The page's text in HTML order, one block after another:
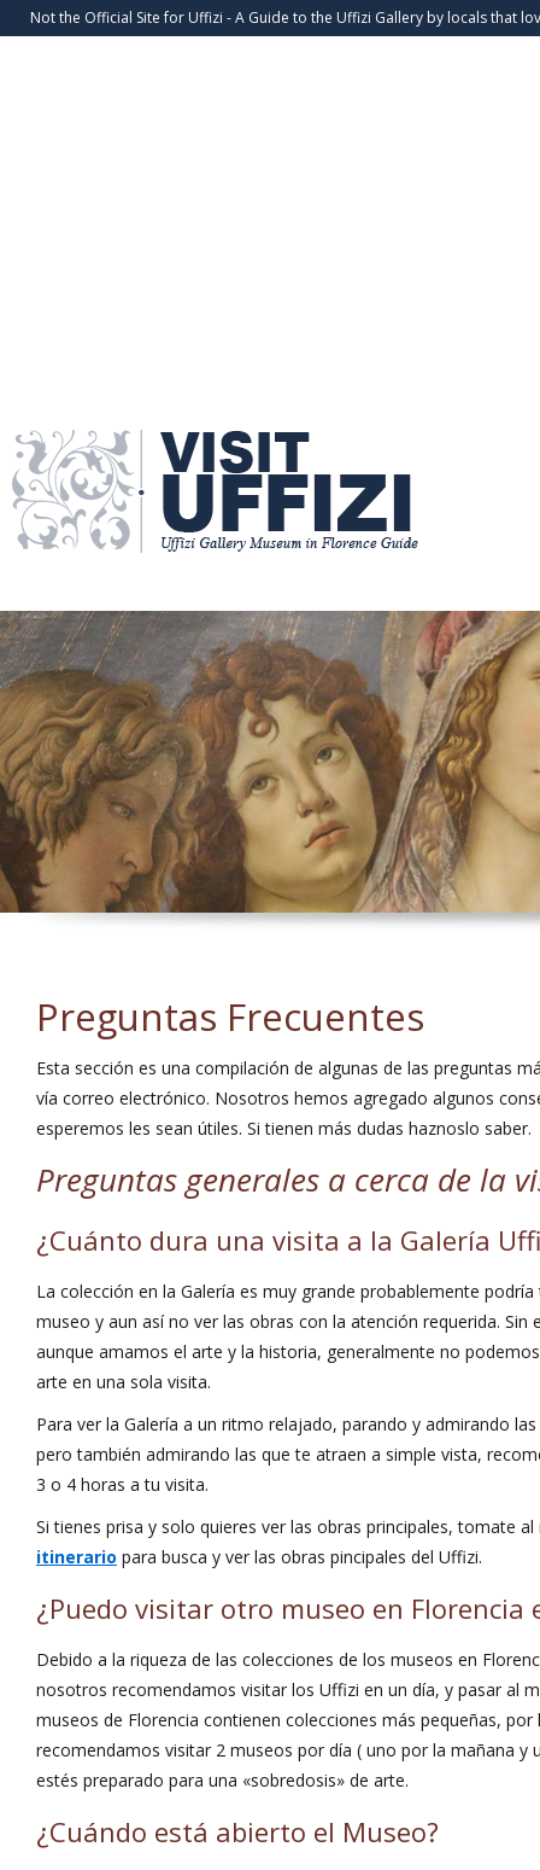
Not the Official Site for Uffizi - A Guide to the Uffizi Gallery by locals that
Preguntas Frecuentes
Esta sección es una compilación de algunas de las preguntas
vía correo electrónico. Nosotros hemos agregado algunos
esperemos les sean útiles. Si tienen más dudas haznoslo saber.
Preguntas generales a cerca de la
¿Cuánto dura una visita a la Galería
La colección en la Galería es muy grande probablemente
museo y aun así no ver las obras con la atención requerida.
aunque amamos el arte y la historia, generalmente no
arte en una sola visita.
Para ver la Galería a un ritmo relajado, parando y admirando
pero también admirando las que te atraen a simple vista,
3 o 4 horas a tu visita.
Si tienes prisa y solo quieres ver las obras principales, tomate
itinerario para busca y ver las obras pincipales del Uffizi.
¿Puedo visitar otro museo en Florencia
Debido a la riqueza de las colecciones de los museos en
nosotros recomendamos visitar los Uffizi en un día, y pasar al
museos de Florencia contienen colecciones más pequeñas,
recomendamos visitar 2 museos por día ( uno por la mañana y
estés preparado para una «sobredosis» de arte.
¿Cuándo está abierto el Museo?